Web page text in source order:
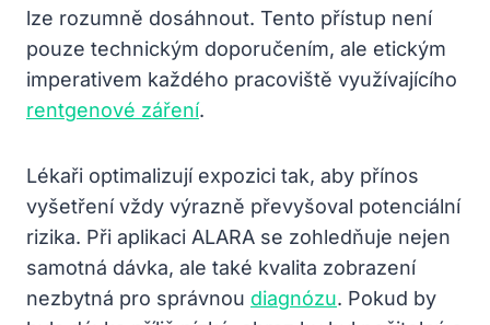
lze rozumně dosáhnout. Tento přístup není
pouze technickým doporučením, ale etickým
imperativem každého pracoviště využívajícího
rentgenové záření.
Lékaři optimalizují expozici tak, aby přínos
vyšetření vždy výrazně převyšoval potenciální
rizika. Při aplikaci ALARA se zohledňuje nejen
samotná dávka, ale také kvalita zobrazení
nezbytná pro správnou diagnózu. Pokud by